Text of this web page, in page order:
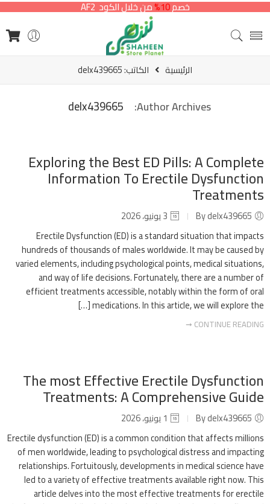
خصم10% من خلال الكود AF2
الرئيسية الكاتب: delx439665
Author Archives:
delx439665
Exploring the Best ED Pills: A Complete
Information To Erectile Dysfunction
Treatments
Erectile Dysfunction (ED) is a standard situation that impacts
hundreds of thousands of males worldwide. It may be caused by
varied elements, including psychological points, medical situations,
and way of life decisions. Fortunately, there are a number of
efficient treatments accessible, notably within the form of oral
medications. In this article, we will explore the […]
CONTINUE READING ➞
The most Effective Erectile Dysfunction
Treatments: A Comprehensive Guide
Erectile dysfunction (ED) is a common condition that affects millions
of men worldwide, leading to psychological distress and impacting
relationships. Fortuitously, developments in medical science have
led to a variety of effective treatments available right now. This
article delves into the most effective treatments for erectile